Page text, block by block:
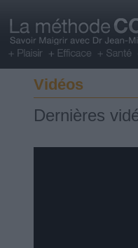
Vidéos
Dernières